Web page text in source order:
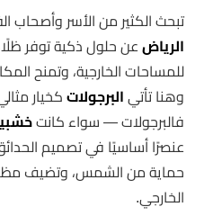
تبحث الكثير من الأسر وأصحاب
الرياضعن حلول ذكية توفر
للمساحات الخارجية، وتمنح
وهنا تأتيالبرجولاتكخيار
فالبرجولات — سواء كانت
عنصرًا أساسيًا في تصميم
حماية من الشمس، وتضيف
الخارجي.